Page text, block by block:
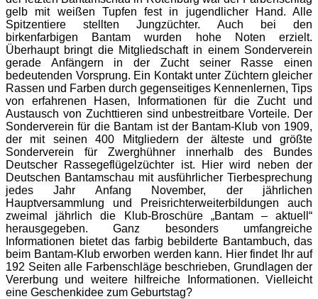
gelb mit weißen Tupfen fest in jugendlicher Hand. Alle
Spitzentiere stellten Jungzüchter. Auch bei den
birkenfarbigen Bantam wurden hohe Noten erzielt.
Überhaupt bringt die Mitgliedschaft in einem Sonderverein
gerade Anfängern in der Zucht seiner Rasse einen
bedeutenden Vorsprung. Ein Kontakt unter Züchtern gleicher
Rassen und Farben durch gegenseitiges Kennenlernen, Tips
von erfahrenen Hasen, Informationen für die Zucht und
Austausch von Zuchttieren sind unbestreitbare Vorteile. Der
Sonderverein für die Bantam ist der Bantam-Klub von 1909,
der mit seinen 400 Mitgliedern der älteste und größte
Sonderverein für Zwerghühner innerhalb des Bundes
Deutscher Rassegeflügelzüchter ist. Hier wird neben der
Deutschen Bantamschau mit ausführlicher Tierbesprechung
jedes Jahr Anfang November, der jährlichen
Hauptversammlung und Preisrichterweiterbildungen auch
zweimal jährlich die Klub-Broschüre „Bantam – aktuell“
herausgegeben. Ganz besonders umfangreiche
Informationen bietet das farbig bebilderte Bantambuch, das
beim Bantam-Klub erworben werden kann. Hier findet Ihr auf
192 Seiten alle Farbenschläge beschrieben, Grundlagen der
Vererbung und weitere hilfreiche Informationen. Vielleicht
eine Geschenkidee zum Geburtstag?